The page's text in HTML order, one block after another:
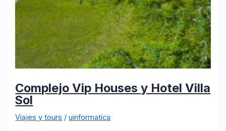
Complejo Vip Houses y Hotel Villa
Sol
Viajes y tours /uinformatica